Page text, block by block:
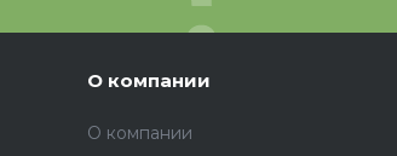
О компании
О компании